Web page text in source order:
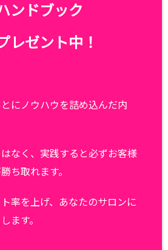
ンドブック
レゼント中！
にノウハウを詰め込んだ内
なく、実践すると必ずお客様
ち取れます。
ト率を上げ、あなたのサロンに
ます。